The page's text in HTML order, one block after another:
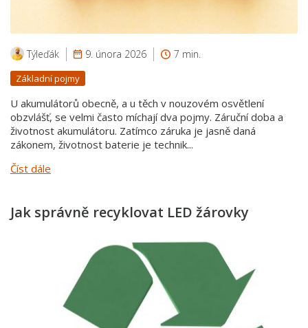
Týleďák 9. února 2026 7 min.
Základní pojmy
U akumulátorů obecně, a u těch v nouzovém osvětlení
obzvlášť, se velmi často míchají dva pojmy. Záruční doba a
životnost akumulátoru. Zatímco záruka je jasně daná
zákonem, životnost baterie je technik...
Číst dále
Jak správně recyklovat LED žárovky